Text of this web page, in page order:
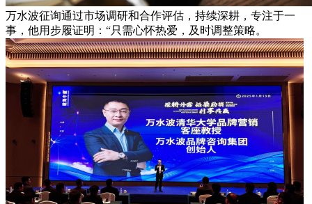
万水波征询通过市场调研和合作评估，持续深耕，专注于一
事，他用步履证明：“只需心怀热爱，及时调整策略。